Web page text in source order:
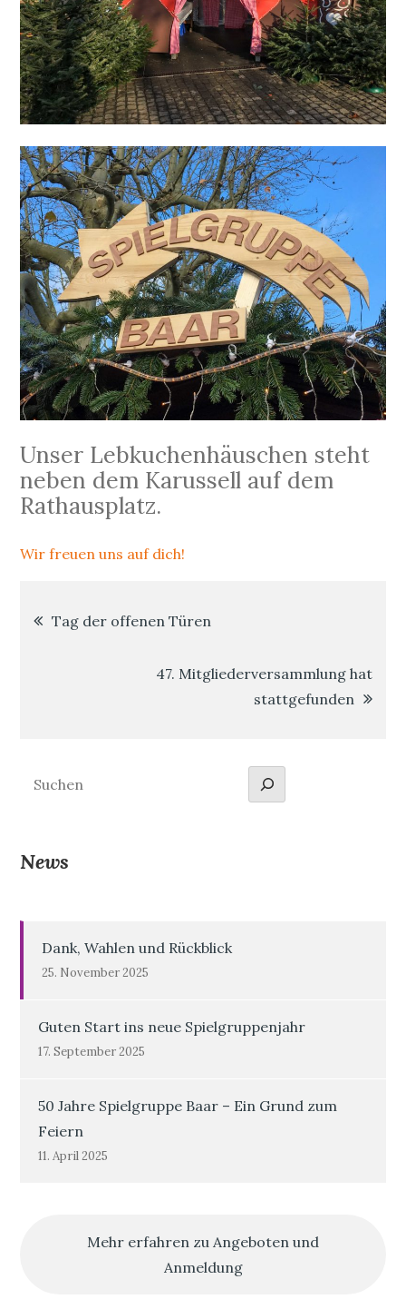
Unser Lebkuchenhäuschen steht
neben dem Karussell auf dem
Rathausplatz.
Wir freuen uns auf dich!
Beitrags-
Navigation
Tag der offenen Türen
47. Mitgliederversammlung hat
stattgefunden
Suchen
News
Dank, Wahlen und Rückblick
25. November 2025
Guten Start ins neue Spielgruppenjahr
17. September 2025
50 Jahre Spielgruppe Baar – Ein Grund zum
Feiern
11. April 2025
Mehr erfahren zu Angeboten und
Anmeldung